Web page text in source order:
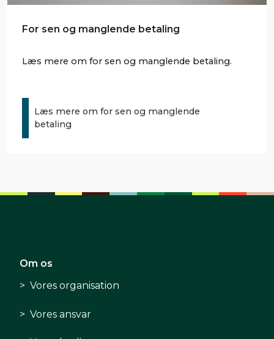
For sen og manglende betaling
Læs mere om for sen og manglende betaling.
Læs mere om for sen og manglende
betaling
Om os
Vores organisation
Vores ansvar